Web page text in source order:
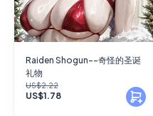
Raiden Shogun--奇怪的圣诞
礼物
US$2.22
US$1.78